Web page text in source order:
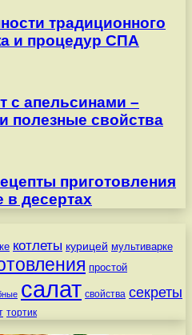
традиционного
и процедур СПА
с апельсинами –
полезные свойства
приготовления
в десертах
котлеты курицей мультиварке
простой
салат свойства секреты
тортик